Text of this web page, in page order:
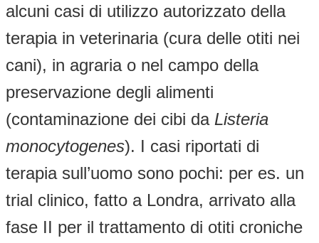
alcuni casi di utilizzo autorizzato della
terapia in veterinaria (cura delle otiti nei
cani), in agraria o nel campo della
preservazione degli alimenti
(contaminazione dei cibi da Listeria
monocytogenes). I casi riportati di
terapia sull’uomo sono pochi: per es. un
trial clinico, fatto a Londra, arrivato alla
fase II per il trattamento di otiti croniche